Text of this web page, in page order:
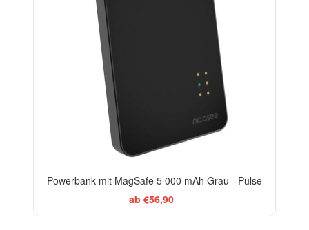
Powerbank mit MagSafe 5 000 mAh Grau - Pulse
ab €56,90